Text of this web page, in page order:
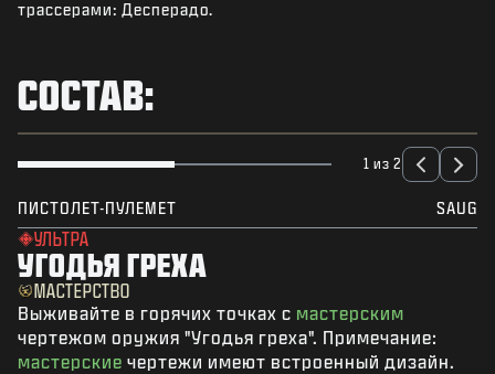
ВХОД|РЕГИСТРАЦИЯ
трассерами: Десперадо.
СОСТАВ:
1 из 2
ПИСТОЛЕТ-ПУЛЕМЕТ SAUG
УЛЬТРА
УГОДЬЯ ГРЕХА
МАСТЕРСТВО
Выживайте в горячих точках с мастерским
чертежом оружия "Угодья греха". Примечание:
мастерские чертежи имеют встроенный дизайн.